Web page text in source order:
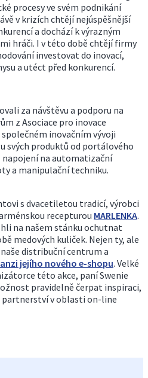
procesy ve svém podnikání
v krizích chtějí nejúspěšnější
a dochází k výrazným
hráči. I v této době chtějí firmy
investovat do inovací,
a utéct před konkurencí.
za návštěvu a podporu na
z Asociace pro inovace
inovačním vývoji
svých produktů od portálového
napojení na automatizační
a manipulační techniku.
s dvacetiletou tradicí, výrobci
recepturou MARLENKA.
na našem stánku ochutnat
medových kuliček. Nejen ty, ale
distribuční centrum a
jejího nového e-shopu. Velké
této akce, paní Swenie
pravidelně čerpat inspiraci,
partnerství v oblasti on-line